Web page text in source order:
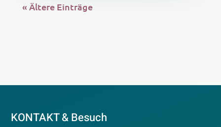
« Ältere Einträge
KONTAKT & Besuch